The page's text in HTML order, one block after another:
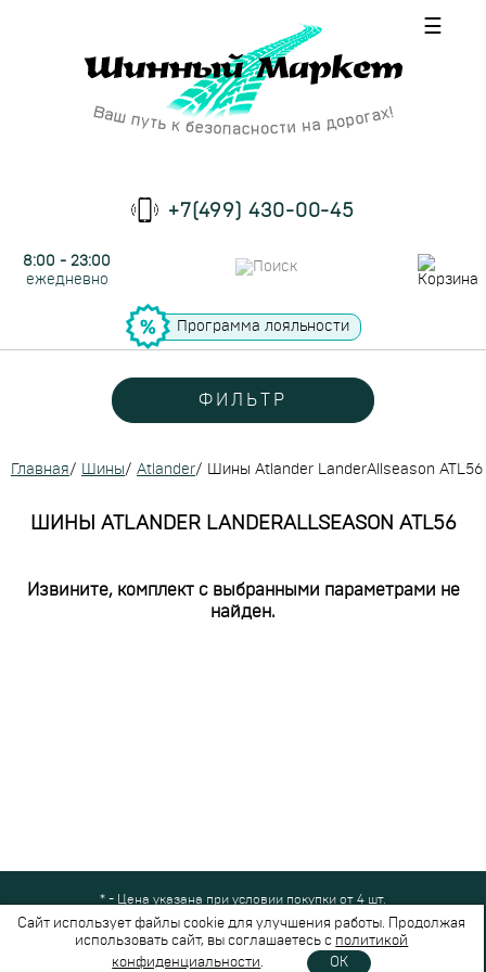
☰
+7(499) 430-00-45
8:00 - 23:00
ежедневно
Программа лояльности
ФИЛЬТР
Главная/ Шины/ Atlander/ Шины Atlander LanderAllseason ATL56
ШИНЫ ATLANDER LANDERALLSEASON ATL56
Извините, комплект с выбранными параметрами не
найден.
* - Цена указана при условии покупки от 4 шт.
Все права защищены © 2024-2026,Шинный Маркет(ООО "Безопасные
шины")
Вся представленная на сайте информация носит справочный характер и не
Сайт использует файлы cookie для улучшения работы. Продолжая
использовать сайт, вы соглашаетесь с политикой
конфиденциальности. OK